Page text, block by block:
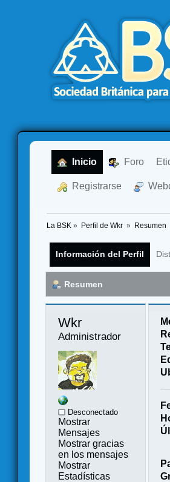
Inicio Foro
Registrarse
La BSK » Perfil de Wkr » Resumen
Información del Perfil
Resumen
Wkr
Administrador
Desconectado
Mostrar
Mensajes
Mostrar gracias
en los mensajes
Mostrar
Estadísticas